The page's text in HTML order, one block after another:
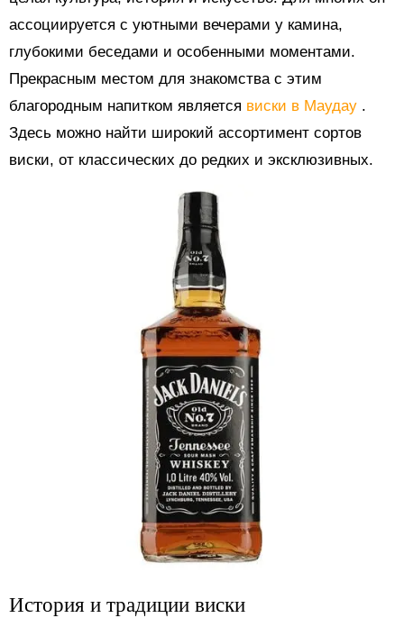
ассоциируется с уютными вечерами у камина,
глубокими беседами и особенными моментами.
Прекрасным местом для знакомства с этим
благородным напитком является виски в Маудау .
Здесь можно найти широкий ассортимент сортов
виски, от классических до редких и эксклюзивных.
История и традиции виски